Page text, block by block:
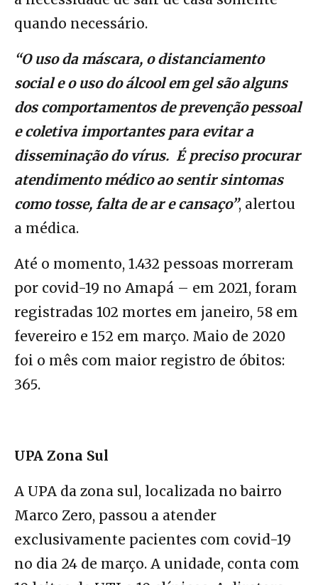
quando necessário.
“O uso da máscara, o distanciamento
social e o uso do álcool em gel são alguns
dos comportamentos de prevenção pessoal
e coletiva importantes para evitar a
disseminação do vírus. É preciso procurar
atendimento médico ao sentir sintomas
como tosse, falta de ar e cansaço”, alertou
a médica.
Até o momento, 1.432 pessoas morreram
por covid-19 no Amapá – em 2021, foram
registradas 102 mortes em janeiro, 58 em
fevereiro e 152 em março. Maio de 2020
foi o mês com maior registro de óbitos:
365.
UPA Zona Sul
A UPA da zona sul, localizada no bairro
Marco Zero, passou a atender
exclusivamente pacientes com covid-19
no dia 24 de março. A unidade, conta com